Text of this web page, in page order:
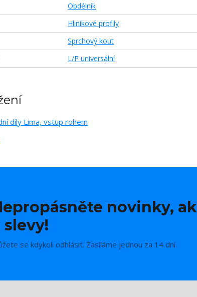
Obdélník
Hliníkové profily
Sprchový kout
L/P universální
díly Lima, vstup rohem
novinky,
slevy!
se kdykoli odhlásit. Zasíláme jednou za 14 dní.